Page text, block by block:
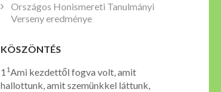
Országos Honismereti Tanulmányi
Verseny eredménye
KÖSZÖNTÉS
1 1Ami kezdettől fogva volt, amit
hallottunk, amit szemünkkel láttunk,